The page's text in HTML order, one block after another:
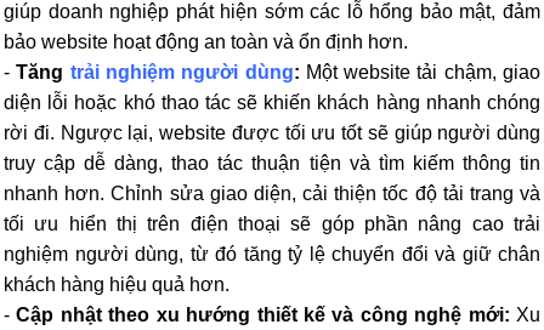
giúp doanh nghiệp phát hiện sớm các lỗ hổng bảo mật, đảm
bảo website hoạt động an toàn và ổn định hơn.
-Tăng trải nghiệm người dùng: Một website tải chậm, giao
diện lỗi hoặc khó thao tác sẽ khiến khách hàng nhanh chóng
rời đi. Ngược lại, website được tối ưu tốt sẽ giúp người dùng
truy cập dễ dàng, thao tác thuận tiện và tìm kiếm thông tin
nhanh hơn. Chỉnh sửa giao diện, cải thiện tốc độ tải trang và
tối ưu hiển thị trên điện thoại sẽ góp phần nâng cao trải
nghiệm người dùng, từ đó tăng tỷ lệ chuyển đổi và giữ chân
khách hàng hiệu quả hơn.
-Cập nhật theo xu hướng thiết kế và công nghệ mới:Xu